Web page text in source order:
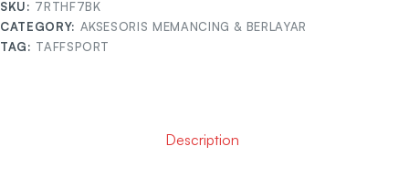
SKU: 7RTHF7BK
CATEGORY: AKSESORIS MEMANCING & BERLAYAR
TAG: TAFFSPORT
Description